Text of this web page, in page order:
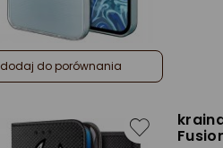
dodaj do porównania